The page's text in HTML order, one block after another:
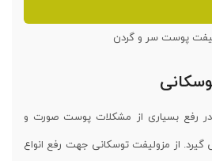
پوست سر و گردن
در رفع بسیاری از مشکلات پوست صورت و
گیرد. از مزولیفت توسکانی جهت رفع انواع